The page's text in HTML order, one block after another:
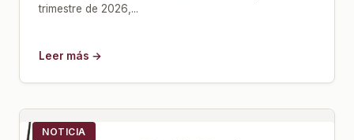
trimestre de 2026,...
Leer más →
NOTICIA